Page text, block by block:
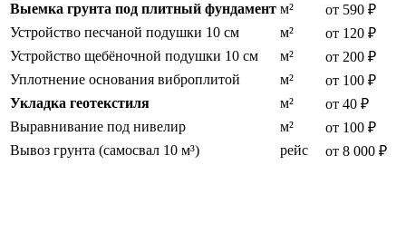
Выемка грунта под плитный фундамент м²
от 590 ₽
Устройство песчаной подушки 10 см
м²
от 120 ₽
Устройство щебёночной подушки 10 см
м²
от 200 ₽
Уплотнение основания виброплитой
м²
от 100 ₽
Укладка геотекстиля
м²
от 40 ₽
Выравнивание под нивелир
м²
от 100 ₽
Вывоз грунта (самосвал 10 м³)
рейс от 8 000 ₽